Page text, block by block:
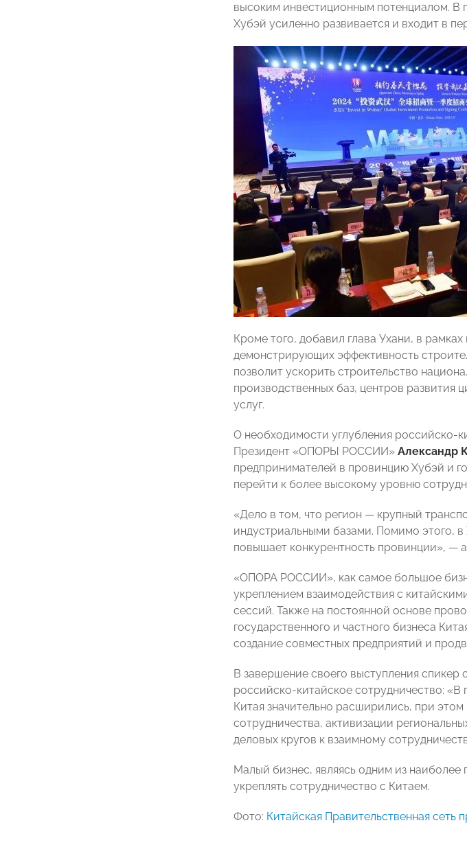
высоким инвестиционным потенциалом. В
Хубэй усиленно развивается и входит в
Кроме того, добавил глава Ухани, в
демонстрирующих эффективность
позволит ускорить строительство
производственных баз, центров
услуг.
О необходимости углубления российско-
Президент «ОПОРЫ РОССИИ» Александр
предпринимателей в провинцию Хубэй и
перейти к более высокому уровню
«Дело в том, что регион — крупный
индустриальными базами. Помимо этого,
повышает конкурентность провинции», —
«ОПОРА РОССИИ», как самое большое
укреплением взаимодействия с
сессий. Также на постоянной основе
государственного и частного бизнеса
создание совместных предприятий и
В завершение своего выступления спикер
российско-китайское сотрудничество:
Китая значительно расширились, при
сотрудничества, активизации
деловых кругов к взаимному
Малый бизнес, являясь одним из
укреплять сотрудничество с Китаем.
Фото: Китайская Правительственная сеть